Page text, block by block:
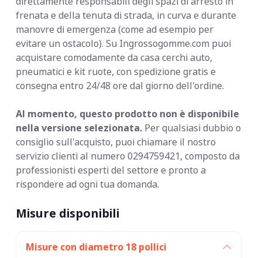
frenata e della tenuta di strada, in curva e durante
manovre di emergenza (come ad esempio per
evitare un ostacolo). Su Ingrossogomme.com puoi
acquistare comodamente da casa cerchi auto,
pneumatici e kit ruote, con spedizione gratis e
consegna entro 24/48 ore dal giorno dell'ordine.
Al momento, questo prodotto non è disponibile
nella versione selezionata. Per qualsiasi dubbio o
consiglio sull'acquisto, puoi chiamare il nostro
servizio clienti al numero 0294759421, composto da
professionisti esperti del settore e pronto a
rispondere ad ogni tua domanda.
Misure disponibili
Misure con diametro 18 pollici